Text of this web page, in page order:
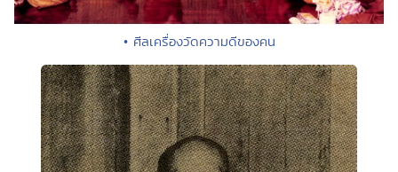
• ศีลเครื่องวัดความดีของคน